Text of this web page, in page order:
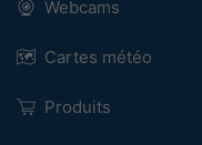
Webcams
Cartes météo
Produits